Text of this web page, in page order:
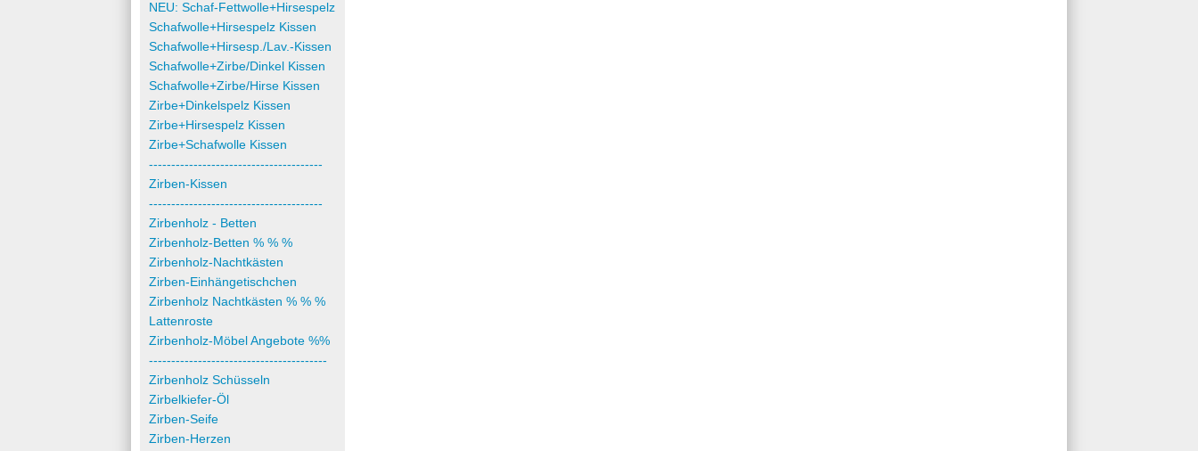
NEU: Schaf-Fettwolle+Hirsespelz
Schafwolle+Hirsespelz Kissen
Schafwolle+Hirsesp./Lav.-Kissen
Schafwolle+Zirbe/Dinkel Kissen
Schafwolle+Zirbe/Hirse Kissen
Zirbe+Dinkelspelz Kissen
Zirbe+Hirsespelz Kissen
Zirbe+Schafwolle Kissen
---------------------------------------
Zirben-Kissen
---------------------------------------
Zirbenholz - Betten
Zirbenholz-Betten % % %
Zirbenholz-Nachtkästen
Zirben-Einhängetischchen
Zirbenholz Nachtkästen % % %
Lattenroste
Zirbenholz-Möbel Angebote %%
----------------------------------------
Zirbenholz Schüsseln
Zirbelkiefer-Öl
Zirben-Seife
Zirben-Herzen